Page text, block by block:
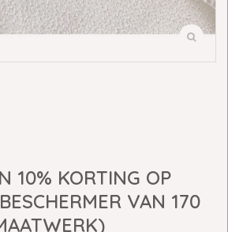
10% KORTING OP
VAN 170